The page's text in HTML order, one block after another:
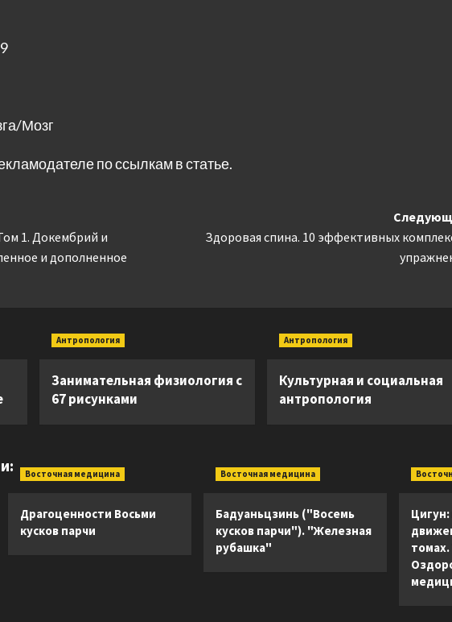
Мозг
по ссылкам в статье.
1. Докембрий и
и дополненное
Здоровая спина. 10 эффективных
Антропология
Занимательная физиология с
67 рисунками
Антропология
Культурная и социальная
антропология
Восточная медицина
Драгоценности Восьми
кусков парчи
Восточная медицина
Бадуаньцзинь ("Восемь
кусков парчи"). "Железная
рубашка"